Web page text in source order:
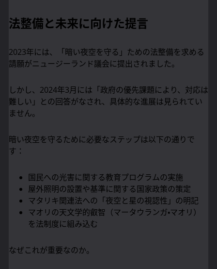
法整備と未来に向けた提言
2023年には、「暗い夜空を守る」ための法整備を求める
請願がニュージーランド議会に提出されました。
しかし、2024年3月には「政府の優先課題により、対応は
難しい」との回答がなされ、具体的な進展は見られてい
ません。
暗い夜空を守るために必要なステップは以下の通りで
す：
国民への光害に関する教育プログラムの実施
屋外照明の設置や基準に関する国家政策の策定
マタリキ関連法への「夜空と星の視認性」の明記
マオリの天文学的叡智（マータウランガ・マオリ）
を法制度に組み込む
なぜこれが重要なのか。